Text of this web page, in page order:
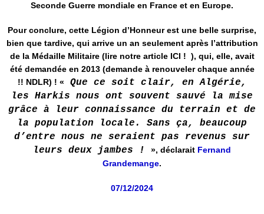
Seconde Guerre mondiale en France et en Europe.
Pour conclure, cette Légion d’Honneur est une belle surprise,
bien que tardive, qui arrive un an seulement après l’attribution
de la Médaille Militaire (lire notre article ICI ! ), qui, elle, avait
été demandée en 2013 (demande à renouveler chaque année
!! NDLR) ! « Que ce soit clair, en Algérie,
les Harkis nous ont souvent sauvé la mise
grâce à leur connaissance du terrain et de
la population locale. Sans ça, beaucoup
d’entre nous ne seraient pas revenus sur
leurs deux jambes ! », déclarait Fernand
Grandemange.
07/12/2024